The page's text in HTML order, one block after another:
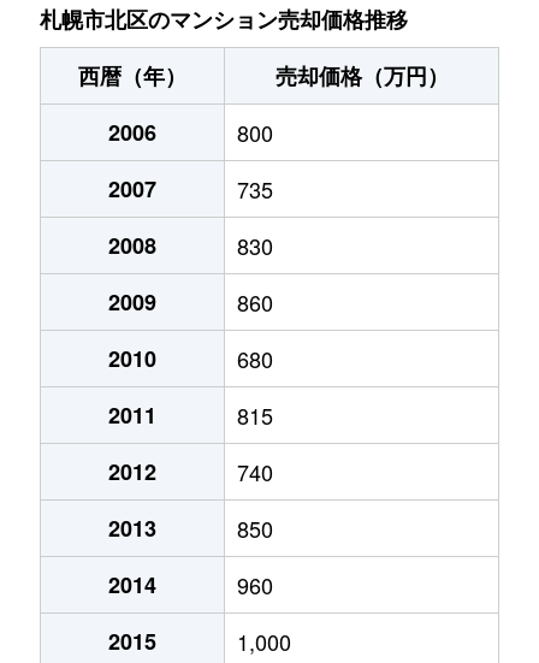
あいの里２条
200万円 あいの里教育大
あいの里２条
150万円 あいの里教育大
あいの里２条
700万円
あいの里２条
250万円
あいの里２条
150万円
あいの里２条
400万円
あいの里２条
650万円
あいの里２条
550万円
あいの里２条
200万円
あいの里２条
210万円
あいの里２条
320万円
あいの里２条
100万円
札幌市北区のマンション売却価格推移
西暦（年）
売却価格（万円）
2006
800
2007
735
2008
830
2009
860
2010
680
2011
815
2012
740
2013
850
2014
960
2015
1,000